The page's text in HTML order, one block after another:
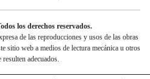
los derechos reservados.
de las reproducciones y usos de las obras
sitio web a medios de lectura mecánica u otros
resulten adecuados.